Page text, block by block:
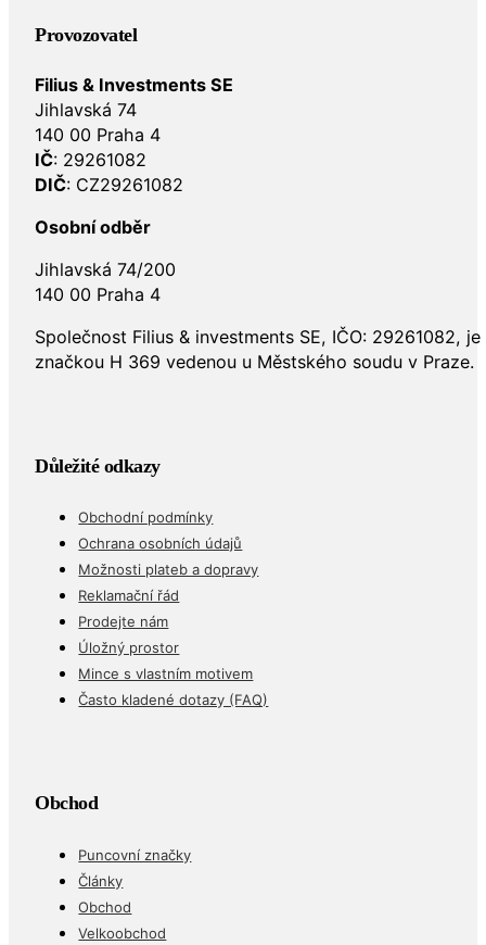
Provozovatel
Filius & Investments SE
Jihlavská 74
140 00 Praha 4
IČ: 29261082
DIČ: CZ29261082
Osobní odběr
Jihlavská 74/200
140 00 Praha 4
Společnost Filius & investments SE, IČO: 29261082,
značkou H 369 vedenou u Městského soudu v Praze.
Důležité odkazy
Obchodní podmínky
Ochrana osobních údajů
Možnosti plateb a dopravy
Reklamační řád
Prodejte nám
Úložný prostor
Mince s vlastním motivem
Často kladené dotazy (FAQ)
Obchod
Puncovní značky
Články
Obchod
Velkoobchod